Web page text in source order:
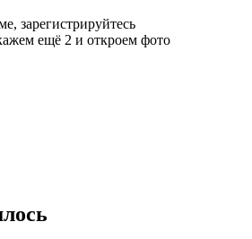
зарегистрируйтесь
ещё 2 и откроем фото